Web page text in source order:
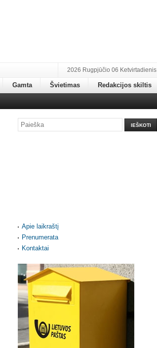
2026 Rugpjūčio 06 Ketvirtadienis
Gamta Švietimas Redakcijos skiltis
Apie laikraštį
Prenumerata
Kontaktai